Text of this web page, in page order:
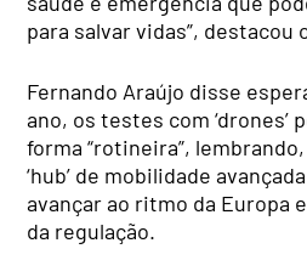
para salvar vidas”, destacou
Fernando Araújo disse
ano, os testes com ‘drones’
forma “rotineira”,
‘hub’ de mobilidade
avançar ao ritmo da Europa
da regulação.